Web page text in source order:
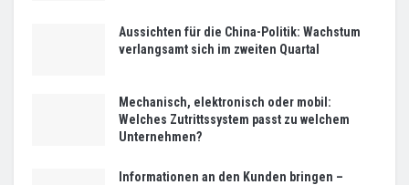
Aussichten für die China-Politik: Wachstum
verlangsamt sich im zweiten Quartal
Mechanisch, elektronisch oder mobil:
Welches Zutrittssystem passt zu welchem
Unternehmen?
Informationen an den Kunden bringen –